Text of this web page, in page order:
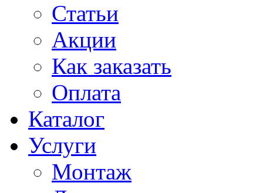
Статьи
Акции
Как заказать
Оплата
Каталог
Услуги
Монтаж